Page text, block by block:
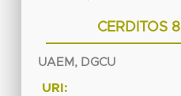
CERDITOS 8
UAEM, DGCU
URI: